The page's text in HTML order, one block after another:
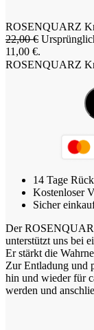
ROSENQUARZ
22,00€
11,00 €.
ROSENQUARZ
14 Tage
Kostenloser
Sicher
Der
unterstützt uns bei
Er stärkt die
Zur Entladung und
hin und wieder für
werden und